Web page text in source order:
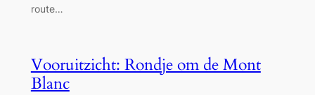
route…
Vooruitzicht: Rondje om de Mont
Blanc